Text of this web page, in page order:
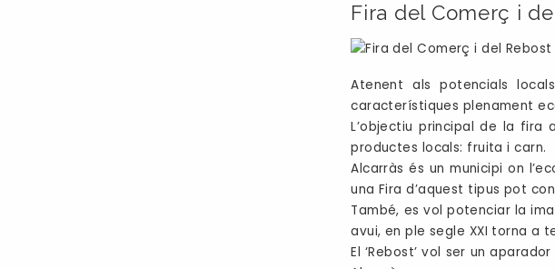
Fira del Comerç i
Atenent als potencials
característiques plenament
L’objectiu principal de la
productes locals: fruita i carn.
Alcarràs és un municipi on
una Fira d’aquest tipus pot
També, es vol potenciar la
avui, en ple segle XXI torna a
El ‘Rebost’ vol ser un